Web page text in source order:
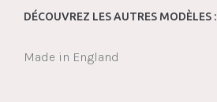
DÉCOUVREZ LES AUTRES MODÈLES :
Made in England